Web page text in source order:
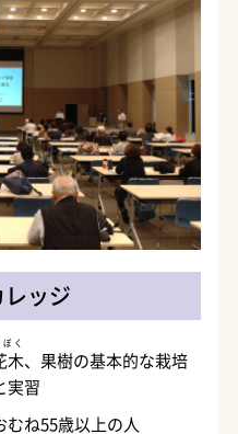
ッジ
木
ぼく
、果樹の基本的な栽培
実習
むね55歳以上の人